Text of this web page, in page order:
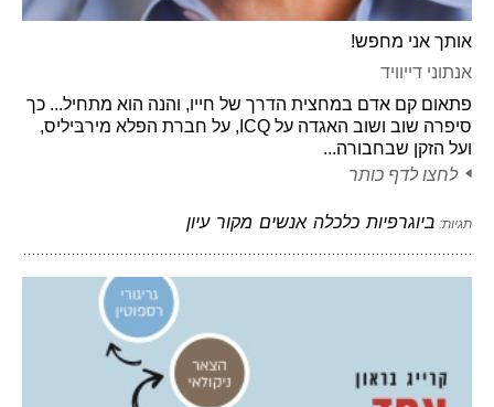
אותך אני מחפש!
אנתוני דייוויד
פתאום קם אדם במחצית הדרך של חייו, והנה הוא מתחיל... כך
סיפרה שוב ושוב האגדה על ICQ, על חברת הפלא מירבּיליס,
ועל הזקן שבחבורה...
לחצו לדף כותר
תגיות: ביוגרפיות כלכלה אנשים מקור עיון